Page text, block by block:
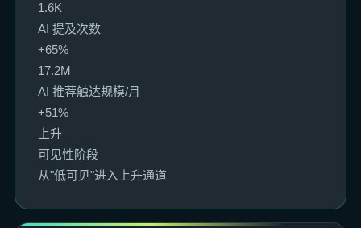
1.6K
AI 提及次数
+65%
17.2M
AI 推荐触达规模/月
+51%
上升
可见性阶段
从"低可见"进入上升通道